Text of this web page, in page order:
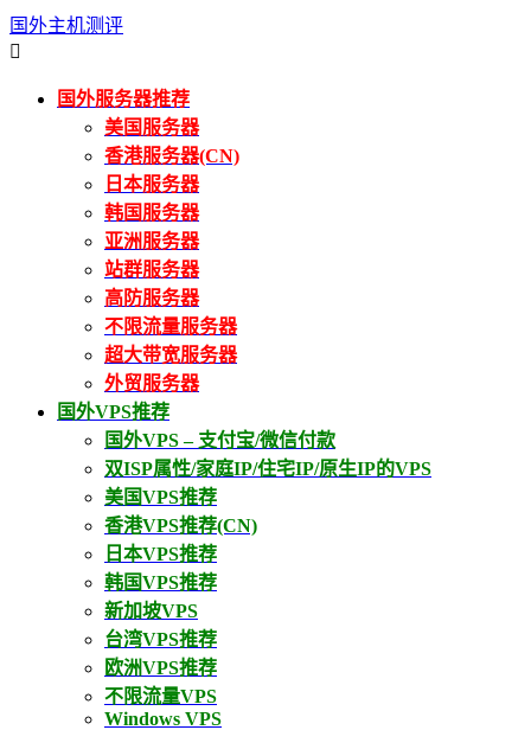
国外主机测评

国外服务器推荐
美国服务器
香港服务器(CN)
日本服务器
韩国服务器
亚洲服务器
站群服务器
高防服务器
不限流量服务器
超大带宽服务器
外贸服务器
国外VPS推荐
国外VPS – 支付宝/微信付款
双ISP属性/家庭IP/住宅IP/原生IP的VPS
美国VPS推荐
香港VPS推荐(CN)
日本VPS推荐
韩国VPS推荐
新加坡VPS
台湾VPS推荐
欧洲VPS推荐
不限流量VPS
Windows VPS